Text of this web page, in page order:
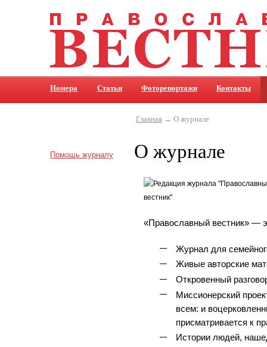
Номера Статьи Фоторепортажи Контакты
Помощь журналу
Главная→ О журнале
О журнале
«Православный вестник» —
Журнал для
Живые авторские
Откровенный
Миссионерский
всем: и
присматривается к
Истории людей,